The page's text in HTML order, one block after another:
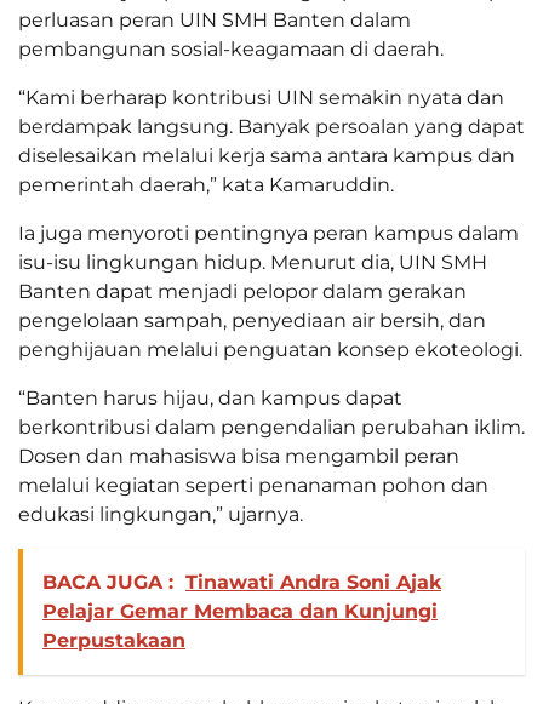
perluasan peran UIN SMH Banten dalam
pembangunan sosial-keagamaan di daerah.
“Kami berharap kontribusi UIN semakin nyata dan
berdampak langsung. Banyak persoalan yang dapat
diselesaikan melalui kerja sama antara kampus dan
pemerintah daerah,” kata Kamaruddin.
Ia juga menyoroti pentingnya peran kampus dalam
isu-isu lingkungan hidup. Menurut dia, UIN SMH
Banten dapat menjadi pelopor dalam gerakan
pengelolaan sampah, penyediaan air bersih, dan
penghijauan melalui penguatan konsep ekoteologi.
“Banten harus hijau, dan kampus dapat
berkontribusi dalam pengendalian perubahan iklim.
Dosen dan mahasiswa bisa mengambil peran
melalui kegiatan seperti penanaman pohon dan
edukasi lingkungan,” ujarnya.
BACA JUGA : Tinawati Andra Soni Ajak
Pelajar Gemar Membaca dan Kunjungi
Perpustakaan